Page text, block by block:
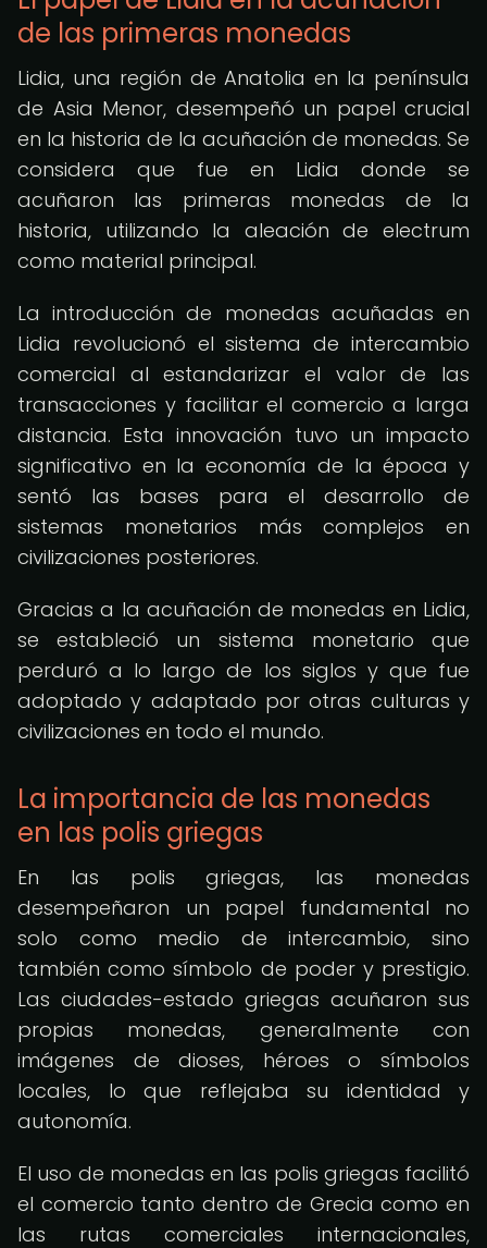
de las primeras monedas
Lidia, una región de Anatolia en la península
de Asia Menor, desempeñó un papel crucial
en la historia de la acuñación de monedas. Se
considera que fue en Lidia donde se
acuñaron las primeras monedas de la
historia, utilizando la aleación de electrum
como material principal.
La introducción de monedas acuñadas en
Lidia revolucionó el sistema de intercambio
comercial al estandarizar el valor de las
transacciones y facilitar el comercio a larga
distancia. Esta innovación tuvo un impacto
significativo en la economía de la época y
sentó las bases para el desarrollo de
sistemas monetarios más complejos en
civilizaciones posteriores.
Gracias a la acuñación de monedas en Lidia,
se estableció un sistema monetario que
perduró a lo largo de los siglos y que fue
adoptado y adaptado por otras culturas y
civilizaciones en todo el mundo.
La importancia de las monedas
en las polis griegas
En las polis griegas, las monedas
desempeñaron un papel fundamental no
solo como medio de intercambio, sino
también como símbolo de poder y prestigio.
Las ciudades-estado griegas acuñaron sus
propias monedas, generalmente con
imágenes de dioses, héroes o símbolos
locales, lo que reflejaba su identidad y
autonomía.
El uso de monedas en las polis griegas facilitó
el comercio tanto dentro de Grecia como en
las rutas comerciales internacionales,